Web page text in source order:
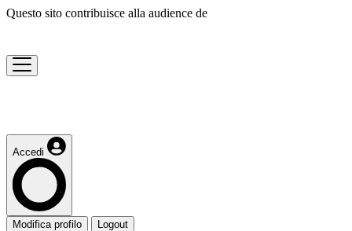
Questo sito contribuisce alla audience de
Accedi
Modifica profilo Logout